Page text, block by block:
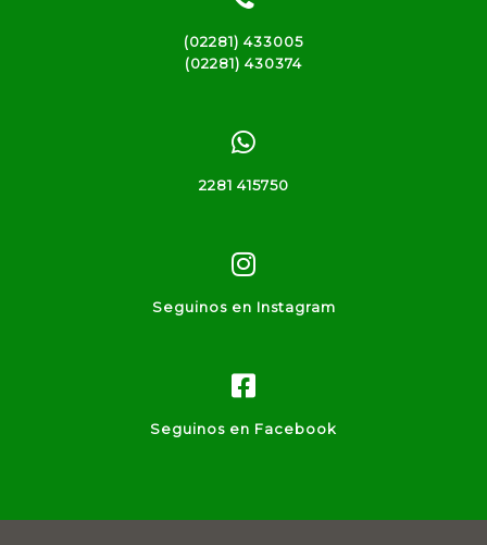
(02281) 433005
(02281) 430374
2281 415750
Seguinos en Instagram
Seguinos en Facebook